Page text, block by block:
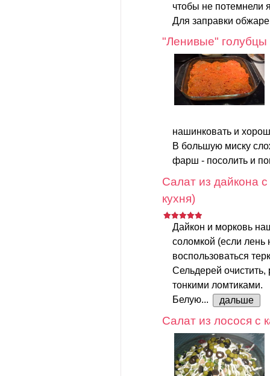
чтобы не потемнели
Для заправки
"Ленивые" голубцы
нашинковать и
В большую миску
фарш - посолить и
Салат из дайкона
кухня)
Дайкон и морковь
соломкой (если лень
воспользоваться
Сельдерей очистить,
тонкими ломтиками.
Белую...
дальше
Салат из лосося с